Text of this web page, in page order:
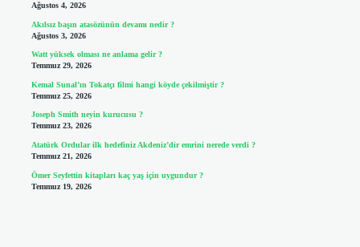
Ağustos 4, 2026
Akılsız başın atasözünün devamı nedir ?
Ağustos 3, 2026
Watt yüksek olması ne anlama gelir ?
Temmuz 29, 2026
Kemal Sunal’ın Tokatçı filmi hangi köyde çekilmiştir ?
Temmuz 25, 2026
Joseph Smith neyin kurucusu ?
Temmuz 23, 2026
Atatürk Ordular ilk hedefiniz Akdeniz’dir emrini nerede verdi ?
Temmuz 21, 2026
Ömer Seyfettin kitapları kaç yaş için uygundur ?
Temmuz 19, 2026